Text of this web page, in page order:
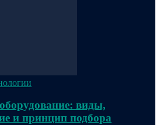
виды,
и принцип подбора